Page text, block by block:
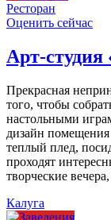
Ресторан
Оценить сейчас
Арт-студия
Прекрасная
того, чтобы
настольными
дизайн
теплый плед,
проходят
творческие
Калуга